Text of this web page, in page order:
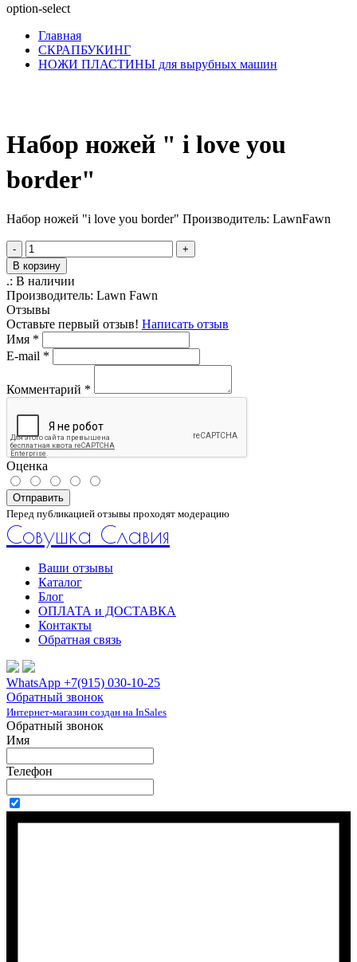
option-select
Главная
СКРАПБУКИНГ
НОЖИ ПЛАСТИНЫ для вырубных машин
Набор ножей " i love you
border"
Набор ножей "i love you border" Производитель: LawnFawn
-
+
В корзину
.: В наличии
Производитель: Lawn Fawn
Отзывы
Оставьте первый отзыв! Написать отзыв
Имя *
E-mail *
Комментарий *
Оценка
Отправить
Перед публикацией отзывы проходят модерацию
Совушка Славия
Ваши отзывы
Каталог
Блог
ОПЛАТА и ДОСТАВКА
Контакты
Обратная связь
WhatsApp +7(915) 030-10-25
Обратный звонок
Интернет-магазин создан на InSales
Обратный звонок
Имя
Телефон